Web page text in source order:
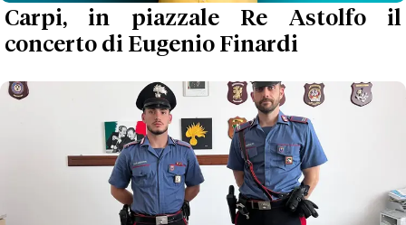
Carpi, in piazzale Re Astolfo il
concerto di Eugenio Finardi